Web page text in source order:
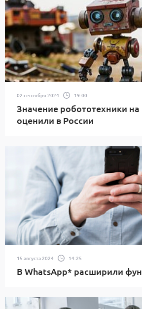
02 сентября 2024 19:00
Значение робототехники на
оценили в России
15 августа 2024 14:25
В WhatsApp* расширили